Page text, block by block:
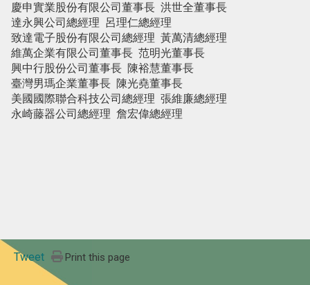
慶申實業股份有限公司董事長 洪世全董事長
達永興公司總經理 呂理仁總經理
致達電子股份有限公司總經理 黃萬清總經理
維萬企業有限公司董事長 范明光董事長
興中行股份公司董事長 陳裕慧董事長
臺灣男瑪企業董事長 陳光堯董事長
美國國際聯合科技公司總經理 張維廉總經理
永崎藤器公司總經理 詹宏偉總經理
Tweet Print this page